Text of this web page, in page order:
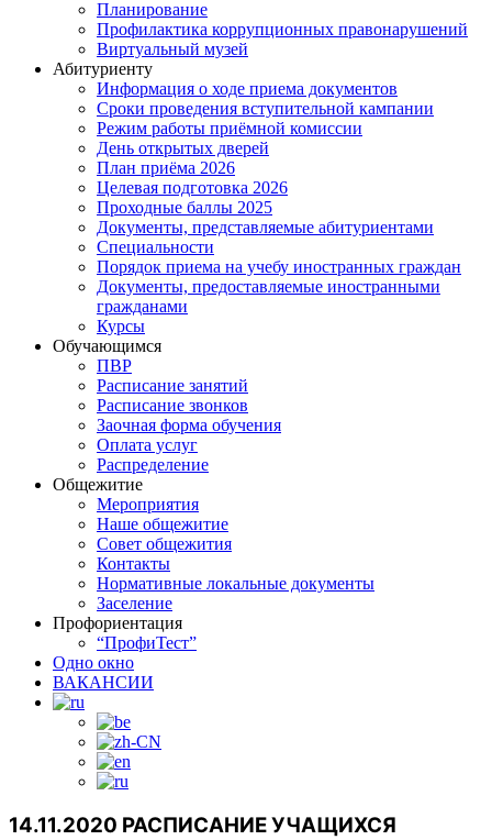
Планирование
Профилактика коррупционных правонарушений
Виртуальный музей
Абитуриенту
Информация о ходе приема документов
Сроки проведения вступительной кампании
Режим работы приёмной комиссии
День открытых дверей
План приёма 2026
Целевая подготовка 2026
Проходные баллы 2025
Документы, представляемые абитуриентами
Специальности
Порядок приема на учебу иностранных граждан
Документы, предоставляемые иностранными
гражданами
Курсы
Обучающимся
ПВР
Расписание занятий
Расписание звонков
Заочная форма обучения
Оплата услуг
Распределение
Общежитие
Мероприятия
Наше общежитие
Совет общежития
Контакты
Нормативные локальные документы
Заселение
Профориентация
“ПрофиТест”
Одно окно
ВАКАНСИИ
14.11.2020 РАСПИСАНИЕ УЧАЩИХСЯ